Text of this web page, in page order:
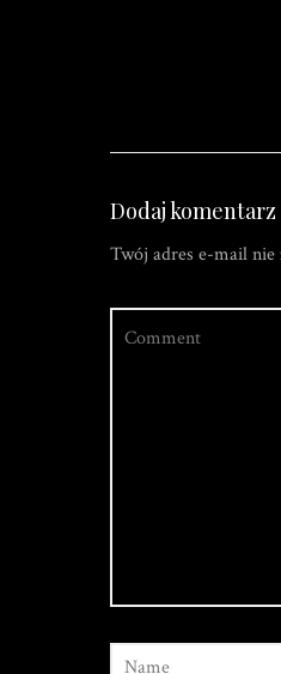
Dodaj komentarz
Twój adres e-mail nie